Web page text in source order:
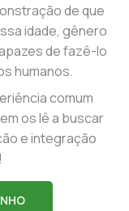
de que
idade, gênero
de fazê-lo
humanos.
comum
os lê a buscar
e integração